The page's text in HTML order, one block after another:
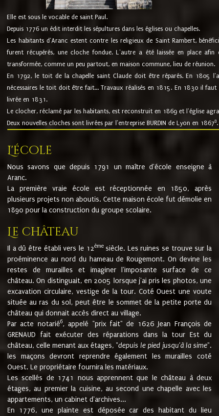
Elle est sous le vocable de saint Paul.
Depuis 1776 un édit interdit les sépultures dans les églises ou chapelles.
Les habitants d'Aranc estent contre les religieux de Saint Rambert,
furent récupérés, une cloche fondue. L'autre a été laissée en place
transformée, comme un peu partout, en maison commune, lieu de réunion.
En 1792, le toit de la chapelle saint Claude doit être réparés. En 1805
nécessaires le toit doit être fait... Travaux réalisés en 1815. En 1830 il
livrée en 1831.
Le clocher, réclamé par les habitants, est reconstruit en 1869 et l'église
Deux nouvelles cloches sont livrées par l'entreprise BURDIN de Lyon en 18678.
L'école
Nous savons que depuis 1791 un maître d'école enseigne à
Aranc.
La première vraie école est réceptionnée en 1850, après
plusieurs projets non aboutis. Cette maison école fut démolie en
1890 pour la construction du groupe scolaire.
Le château
Il a dû être établi vers le 12èmesiècle. Les ruines se trouve sur la
proéminence au nord du hameau de Rougemont. On devine les
restes de murailles et imaginer l'imposante surface de ce
château. On distinguait, en 2005 lorsque j'ai pris les photos, une
excavation circulaire, vestige de la tour. Coté Ouest une voute
située au ras du sol, peut être le sommet de la petite porte du
château qui donnait accès direct au village.
Par acte notarié6, appelé "prix fait" de 1626 Jean François de
GRENAUD fait exécuter des réparations dans la tour Est du
château, celle menant aux étages, "depuis le pied jusqu'à la sime".
les maçons devront reprendre également les murailles coté
Ouest. Le propriétaire fournira les matériaux.
Les scellés de 1741 nous apprennent que le château à deux
étages, au premier la cuisine, au second une chapelle avec les
appartements, un cabinet d'archives...
En 1776, une plainte est déposée car des habitant du lieu